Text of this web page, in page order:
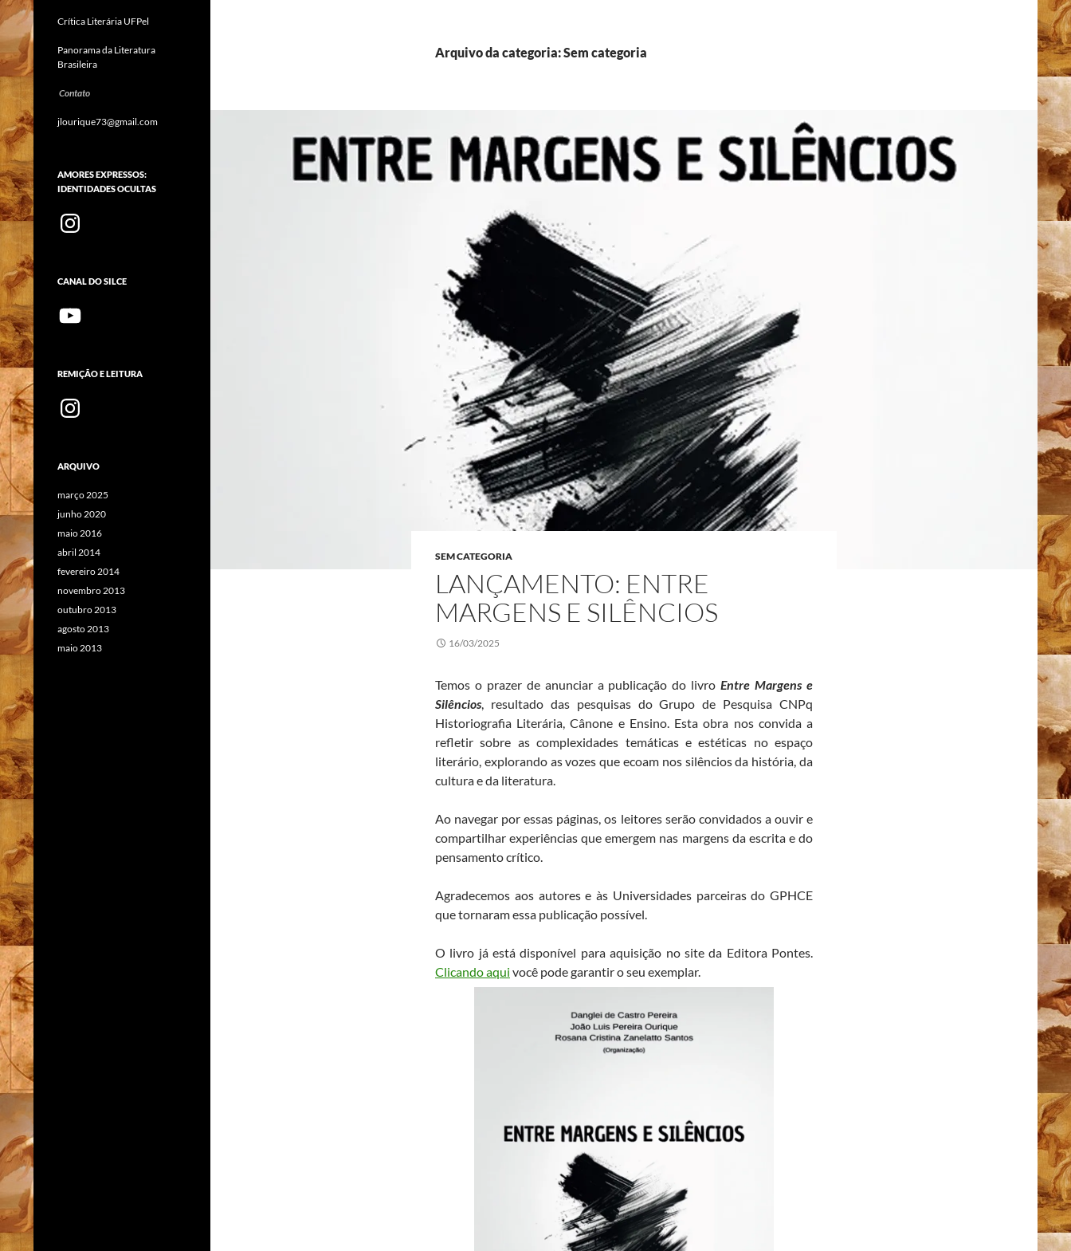
Arquivo da categoria: Sem categoria
SEM CATEGORIA
LANÇAMENTO: ENTRE
MARGENS E SILÊNCIOS
16/03/2025
Temos o prazer de anunciar a publicação do livroEntre Margens e
Silêncios, resultado das pesquisas do Grupo de Pesquisa CNPq
Historiografia Literária, Cânone e Ensino. Esta obra nos convida a
refletir sobre as complexidades temáticas e estéticas no espaço
literário, explorando as vozes que ecoam nos silêncios da história, da
cultura e da literatura.
Ao navegar por essas páginas, os leitores serão convidados a ouvir e
compartilhar experiências que emergem nas margens da escrita e do
pensamento crítico.
Agradecemos aos autores e às Universidades parceiras do GPHCE
que tornaram essa publicação possível.
O livro já está disponível para aquisição no site da Editora Pontes.
Clicando aqui você pode garantir o seu exemplar.
Oralidade
Crítica Literária UFPel
Panorama da Literatura
Brasileira
Contato
jlourique73@gmail.com
AMORES EXPRESSOS:
IDENTIDADES OCULTAS
Instagram
CANAL DO SILCE
YouTube
REMIÇÃO E LEITURA
Instagram
ARQUIVO
março 2025
junho 2020
maio 2016
abril 2014
fevereiro 2014
novembro 2013
outubro 2013
agosto 2013
maio 2013